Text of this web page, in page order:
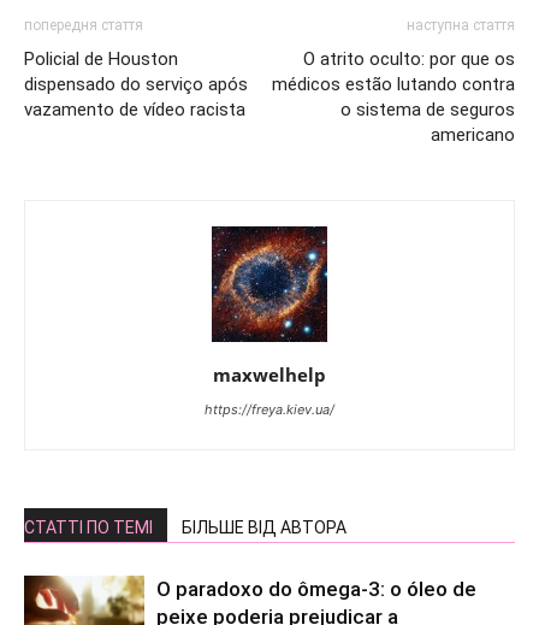
попередня стаття
Policial de Houston
dispensado do serviço após
vazamento de vídeo racista
наступна стаття
O atrito oculto: por que os
médicos estão lutando contra
o sistema de seguros
americano
maxwelhelp
https://freya.kiev.ua/
СТАТТІ ПО ТЕМІ БІЛЬШЕ ВІД АВТОРА
O paradoxo do ômega-3: o óleo de
peixe poderia prejudicar a